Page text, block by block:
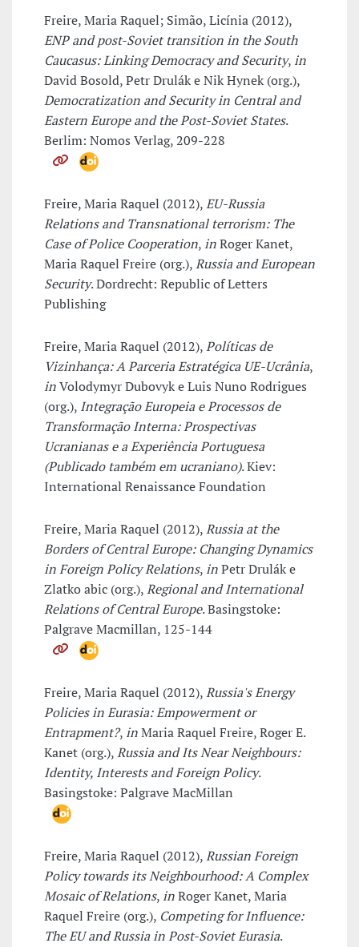
Freire, Maria Raquel; Simão, Licínia (2012),
ENP and post-Soviet transition in the South
Caucasus: Linking Democracy and Security,in
David Bosold, Petr Drulák e Nik Hynek (org.),
Democratization and Security in Central and
Eastern Europe and the Post-Soviet States.
Berlim: Nomos Verlag, 209-228
Freire, Maria Raquel (2012),EU-Russia
Relations and Transnational terrorism: The
Case of Police Cooperation,inRoger Kanet,
Maria Raquel Freire (org.),Russia and European
Security. Dordrecht: Republic of Letters
Publishing
Freire, Maria Raquel (2012),Políticas de
Vizinhança: A Parceria Estratégica UE-Ucrânia,
inVolodymyr Dubovyk e Luis Nuno Rodrigues
(org.), Integração Europeia e Processos de
Transformação Interna: Prospectivas
Ucranianas e a Experiência Portuguesa
(Publicado também em ucraniano). Kiev:
International Renaissance Foundation
Freire, Maria Raquel (2012),Russia at the
Borders of Central Europe: Changing Dynamics
in Foreign Policy Relations,inPetr Drulák e
Zlatko abic (org.),Regional and International
Relations of Central Europe. Basingstoke:
Palgrave Macmillan, 125-144
Freire, Maria Raquel (2012),Russia's Energy
Policies in Eurasia: Empowerment or
Entrapment?,inMaria Raquel Freire, Roger E.
Kanet (org.),Russia and Its Near Neighbours:
Identity, Interests and Foreign Policy.
Basingstoke: Palgrave MacMillan
Freire, Maria Raquel (2012),Russian Foreign
Policy towards its Neighbourhood: A Complex
Mosaic of Relations,inRoger Kanet, Maria
Raquel Freire (org.), Competing for Influence:
The EU and Russia in Post-Soviet Eurasia.